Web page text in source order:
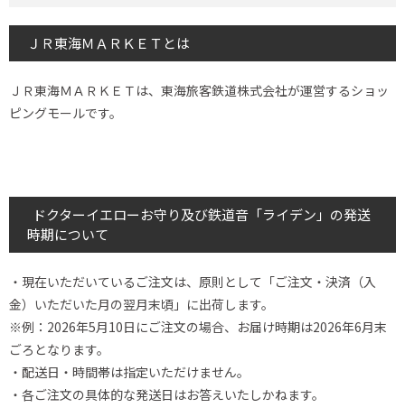
ＪＲ東海ＭＡＲＫＥＴとは
ＪＲ東海ＭＡＲＫＥＴは、東海旅客鉄道株式会社が運営するショッ
ピングモールです。
ドクターイエローお守り及び鉄道音「ライデン」の発送
時期について
・現在いただいているご注文は、原則として「ご注文・決済（入
金）いただいた月の翌月末頃」に出荷します。
※例：2026年5月10日にご注文の場合、お届け時期は2026年6月末
ごろとなります。
・配送日・時間帯は指定いただけません。
・各ご注文の具体的な発送日はお答えいたしかねます。